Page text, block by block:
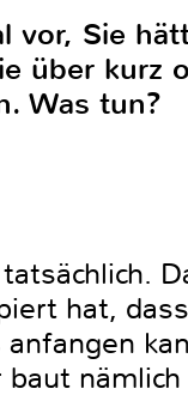
vor, Sie
über kurz
Was tun?
hat,